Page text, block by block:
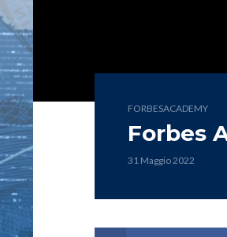
FORBESACADEMY
Forbes
31 Maggio 2022